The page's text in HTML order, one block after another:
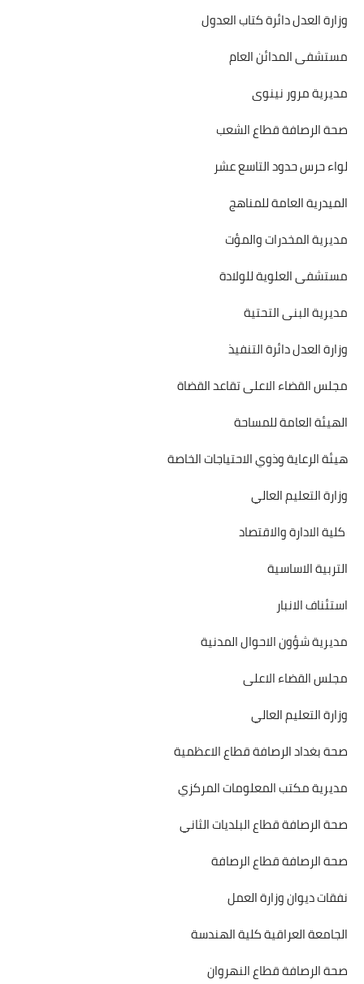
وزارة العدل دائرة كتاب العدول
مستشفى المدائن العام
مديرية مرور نينوى
صحة الرصافة قطاع الشعب
لواء حرس حدود التاسع عشر
الميدرية العامة للمناهج
مديرية المخدرات والمؤت
مستشفى العلوية للولادة
مديرية البنى التحتية
وزارة العدل دائرة التنفيذ
مجلس القضاء الاعلى تقاعد القضاة
الهيئة العامة للمساحة
هيئة الرعاية وذوي الاحتياجات الخاصة
وزارة التعليم العالي
كلية الادارة والاقتصاد
التربية الاساسية
استئناف الانبار
مديرية شؤون الاحوال المدنية
مجلس القضاء الاعلى
وزارة التعليم العالي
صحة بغداد الرصافة قطاع الاعظمية
مديرية مكتب المعلومات المركزي
صحة الرصافة قطاع البلديات الثاني
صحة الرصافة قطاع الرصافة
نفقات ديوان وزارة العمل
الجامعة العراقية كلية الهندسة
صحة الرصافة قطاع النهروان